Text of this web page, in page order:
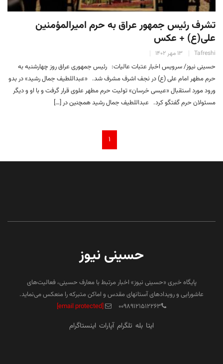
تشرف رئیس جمهور عراق به حرم امیرالمؤمنین
علی(ع) + عکس
Tafreshi ۱۳ مهر ۱۴۰۲
حسینی نیوز/ سرویس اخبار عتبات عالیات: رئیس جمهوری عراق روز چهارشنبه به
حرم مطهر امام علی (ع) در نجف اشرف مشرف شد. «عبداللطیف جمال رشید» در بدو
ورود مورد استقبال «عیسی خرسان» تولیت حرم مطهر علوی قرار گرفت و با او و دیگر
مسئولان حرم گفتگو کرد. عبداللطیف جمال رشید همچنین در […]
۱
حسینی نیوز
پایگاه خبری «حسینی نیوز» اخبار مرتبط با معارف حسینی، فعالیت‌های
عاشورایی و رویدادهای آستانهای مقدس و اماکن متبرکه را منعکس می‌نماید.
۰۰۹۸۹۱۲۱۵۱۲۲۶۳
[email protected]
ایتا بله تلگرام آپارات اینستاگرام